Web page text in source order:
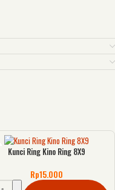
Kunci Ring Kino Ring 8X9
Rp15.000